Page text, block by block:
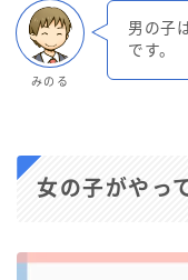
みのる
男の子
です。
女の子がやっ